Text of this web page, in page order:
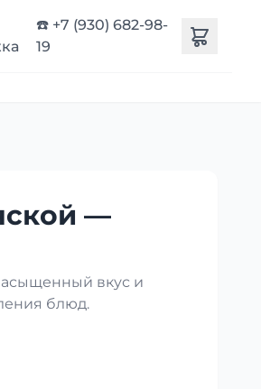
☎️ +7 (930) 682-98-
19
—
вкус и
блюд.